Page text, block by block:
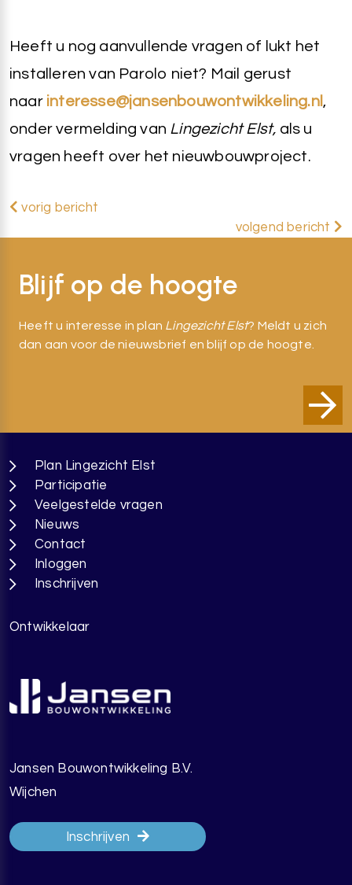
Heeft u nog aanvullende vragen of lukt het
installeren van Parolo niet? Mail gerust
naar interesse@jansenbouwontwikkeling.nl ,
onder vermelding van Lingezicht Elst, als u
vragen heeft over het nieuwbouwproject.
vorig bericht
volgend bericht
Blijf op de hoogte
Heeft u interesse in plan Lingezicht Elst? Meldt u zich
dan aan voor de nieuwsbrief en blijf op de hoogte.
Plan Lingezicht Elst
Participatie
Veelgestelde vragen
Nieuws
Contact
Inloggen
Inschrijven
Ontwikkelaar
Jansen Bouwontwikkeling B.V.
Wijchen
Inschrijven